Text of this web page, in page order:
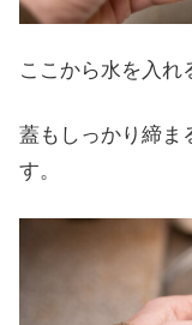
ここから水を入れ
蓋もしっかり締ま
す。